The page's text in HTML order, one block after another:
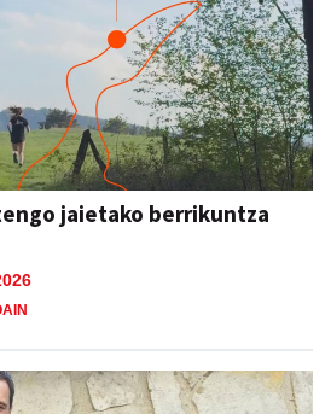
jaietako berrikuntza